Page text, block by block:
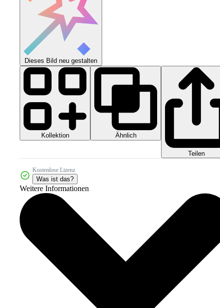
Dieses Bild neu gestalten
Kollektion Ähnlich
Teilen
Kostenlose Lizenz
Was ist das?
Weitere Informationen